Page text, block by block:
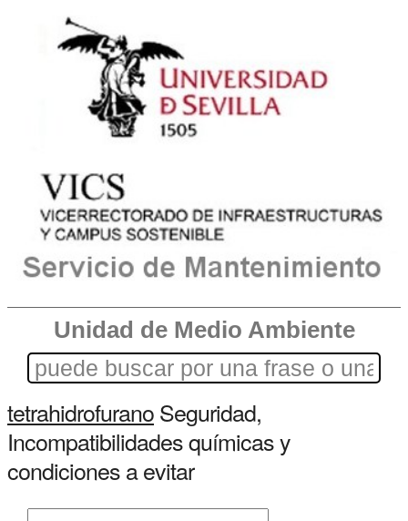
Unidad de Medio Ambiente
tetrahidrofuranoSeguridad,
Incompatibilidades químicas y
condiciones a evitar